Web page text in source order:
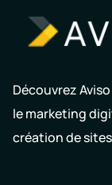
Découvrez
le marketing
création de